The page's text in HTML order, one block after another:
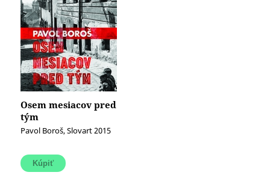
Osem mesiacov pred
tým
Pavol Boroš, Slovart 2015